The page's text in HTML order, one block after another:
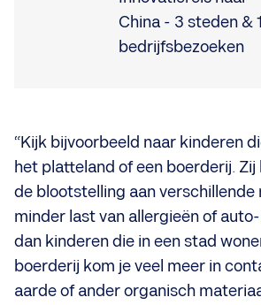
“Kijk bijvoorbeeld naar kinderen
het platteland of een boerderij. Zij
de blootstelling aan verschillende
minder last van allergieën of
dan kinderen die in een stad
boerderij kom je veel meer in
aarde of ander organisch